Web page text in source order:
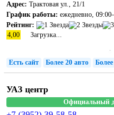
Адрес: Трактовая ул., 21/1
График работы: ежедневно,
Рейтинг:
4,00
Загрузка...
Есть сайт Более 20 авто
УАЗ центр
Официальный